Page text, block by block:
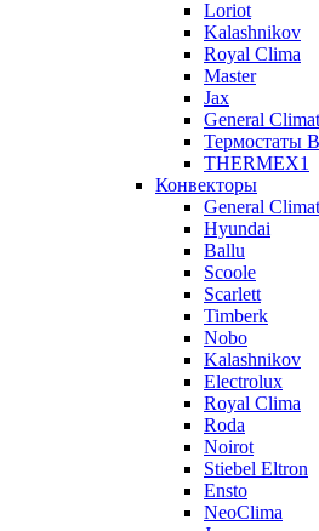
Loriot
Kalashnikov
Royal Clima
Master
Jax
General
Термостаты
THERMEX1
Конвекторы
General
Hyundai
Ballu
Scoole
Scarlett
Timberk
Nobo
Kalashnikov
Electrolux
Royal Clima
Roda
Noirot
Stiebel Eltron
Ensto
NeoClima